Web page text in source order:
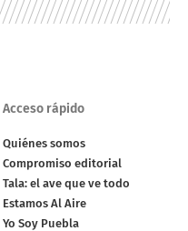
Acceso rápido
Quiénes somos
Compromiso editorial
Tala: el ave que ve todo
Estamos Al Aire
Yo Soy Puebla